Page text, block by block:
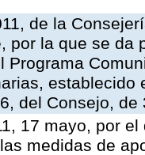
de la
por la que se da
Programa
del Consejo,
17 mayo, por
medidas de